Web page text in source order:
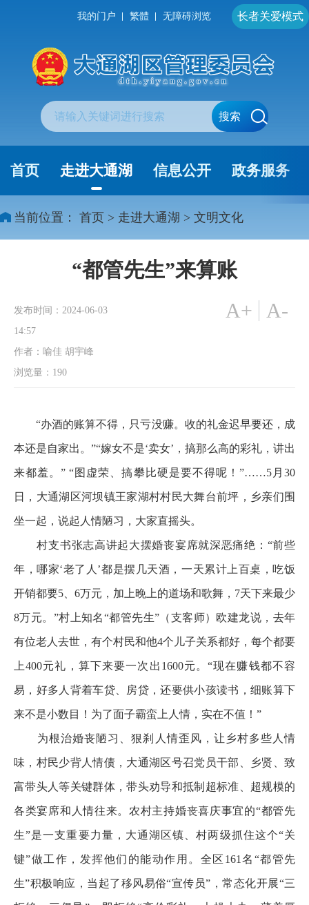
我的门户 繁體 无障碍浏览 长者关爱模式
搜索
首页 走进大通湖 信息公开 政务服务
当前位置： 首页 > 走进大通湖 > 文明文化
“都管先生”来算账
发布时间：2024-06-03
14:57
作者：喻佳 胡宇峰
浏览量： 190
A+ A-
“办酒的账算不得，只亏没赚。收的礼金迟早要还，成
本还是自家出。”“嫁女不是‘卖女’，搞那么高的彩礼，讲出
来都羞。” “图虚荣、搞攀比硬是要不得呢！”……5月30
日，大通湖区河坝镇王家湖村村民大舞台前坪，乡亲们围
坐一起，说起人情陋习，大家直摇头。
村支书张志高讲起大摆婚丧宴席就深恶痛绝：“前些
年，哪家‘老了人’都是摆几天酒，一天累计上百桌，吃饭
开销都要5、6万元，加上晚上的道场和歌舞，7天下来最少
8万元。”村上知名“都管先生”（支客师）欧建龙说，去年
有位老人去世，有个村民和他4个儿子关系都好，每个都要
上400元礼，算下来要一次出1600元。“现在赚钱都不容
易，好多人背着车贷、房贷，还要供小孩读书，细账算下
来不是小数目！为了面子霸蛮上人情，实在不值！”
为根治婚丧陋习、狠刹人情歪风，让乡村多些人情
味，村民少背人情债，大通湖区号召党员干部、乡贤、致
富带头人等关键群体，带头劝导和抵制超标准、超规模的
各类宴席和人情往来。农村主持婚丧喜庆事宜的“都管先
生”是一支重要力量，大通湖区镇、村两级抓住这个“关
键”做工作，发挥他们的能动作用。全区161名“都管先
生”积极响应，当起了移风易俗“宣传员”，常态化开展“三